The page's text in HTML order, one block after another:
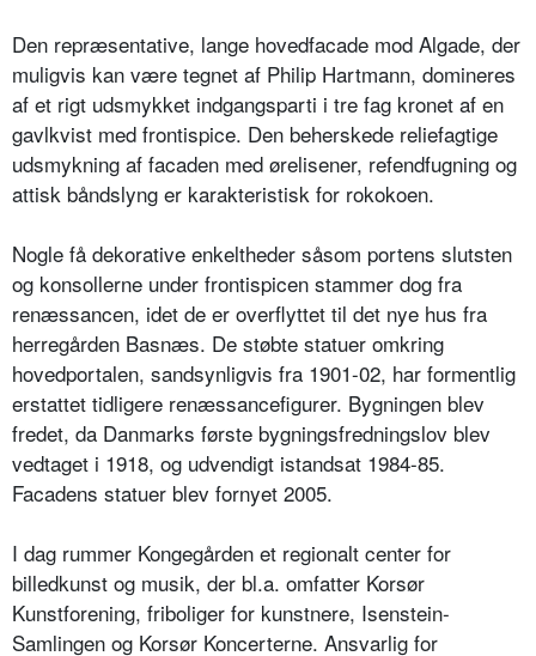
Den repræsentative, lange hovedfacade mod Algade, der
muligvis kan være tegnet af Philip Hartmann, domineres
af et rigt udsmykket indgangsparti i tre fag kronet af en
gavlkvist med frontispice. Den beherskede reliefagtige
udsmykning af facaden med ørelisener, refendfugning og
attisk båndslyng er karakteristisk for rokokoen.
Nogle få dekorative enkeltheder såsom portens slutsten
og konsollerne under frontispicen stammer dog fra
renæssancen, idet de er overflyttet til det nye hus fra
herregården Basnæs. De støbte statuer omkring
hovedportalen, sandsynligvis fra 1901-02, har formentlig
erstattet tidligere renæssancefigurer. Bygningen blev
fredet, da Danmarks første bygningsfredningslov blev
vedtaget i 1918, og udvendigt istandsat 1984-85.
Facadens statuer blev fornyet 2005.
I dag rummer Kongegården et regionalt center for
billedkunst og musik, der bl.a. omfatter Korsør
Kunstforening, friboliger for kunstnere, Isenstein-
Samlingen og Korsør Koncerterne. Ansvarlig for